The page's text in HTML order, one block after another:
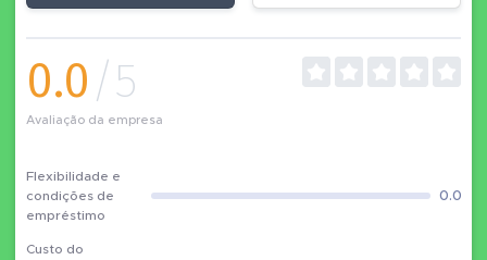
0.0/5
Avaliação da empresa
Flexibilidade e
condições de
empréstimo
0.0
Custo do